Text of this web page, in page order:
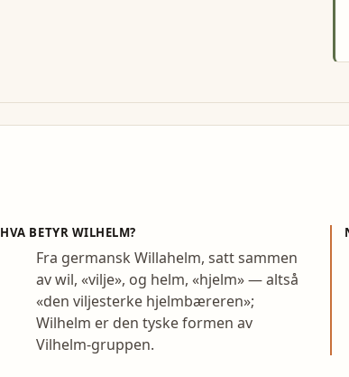
HVA BETYR WILHELM?
Fra germansk Willahelm, satt sammen
av wil, «vilje», og helm, «hjelm» — altså
«den viljesterke hjelmbæreren»;
Wilhelm er den tyske formen av
Vilhelm-gruppen.